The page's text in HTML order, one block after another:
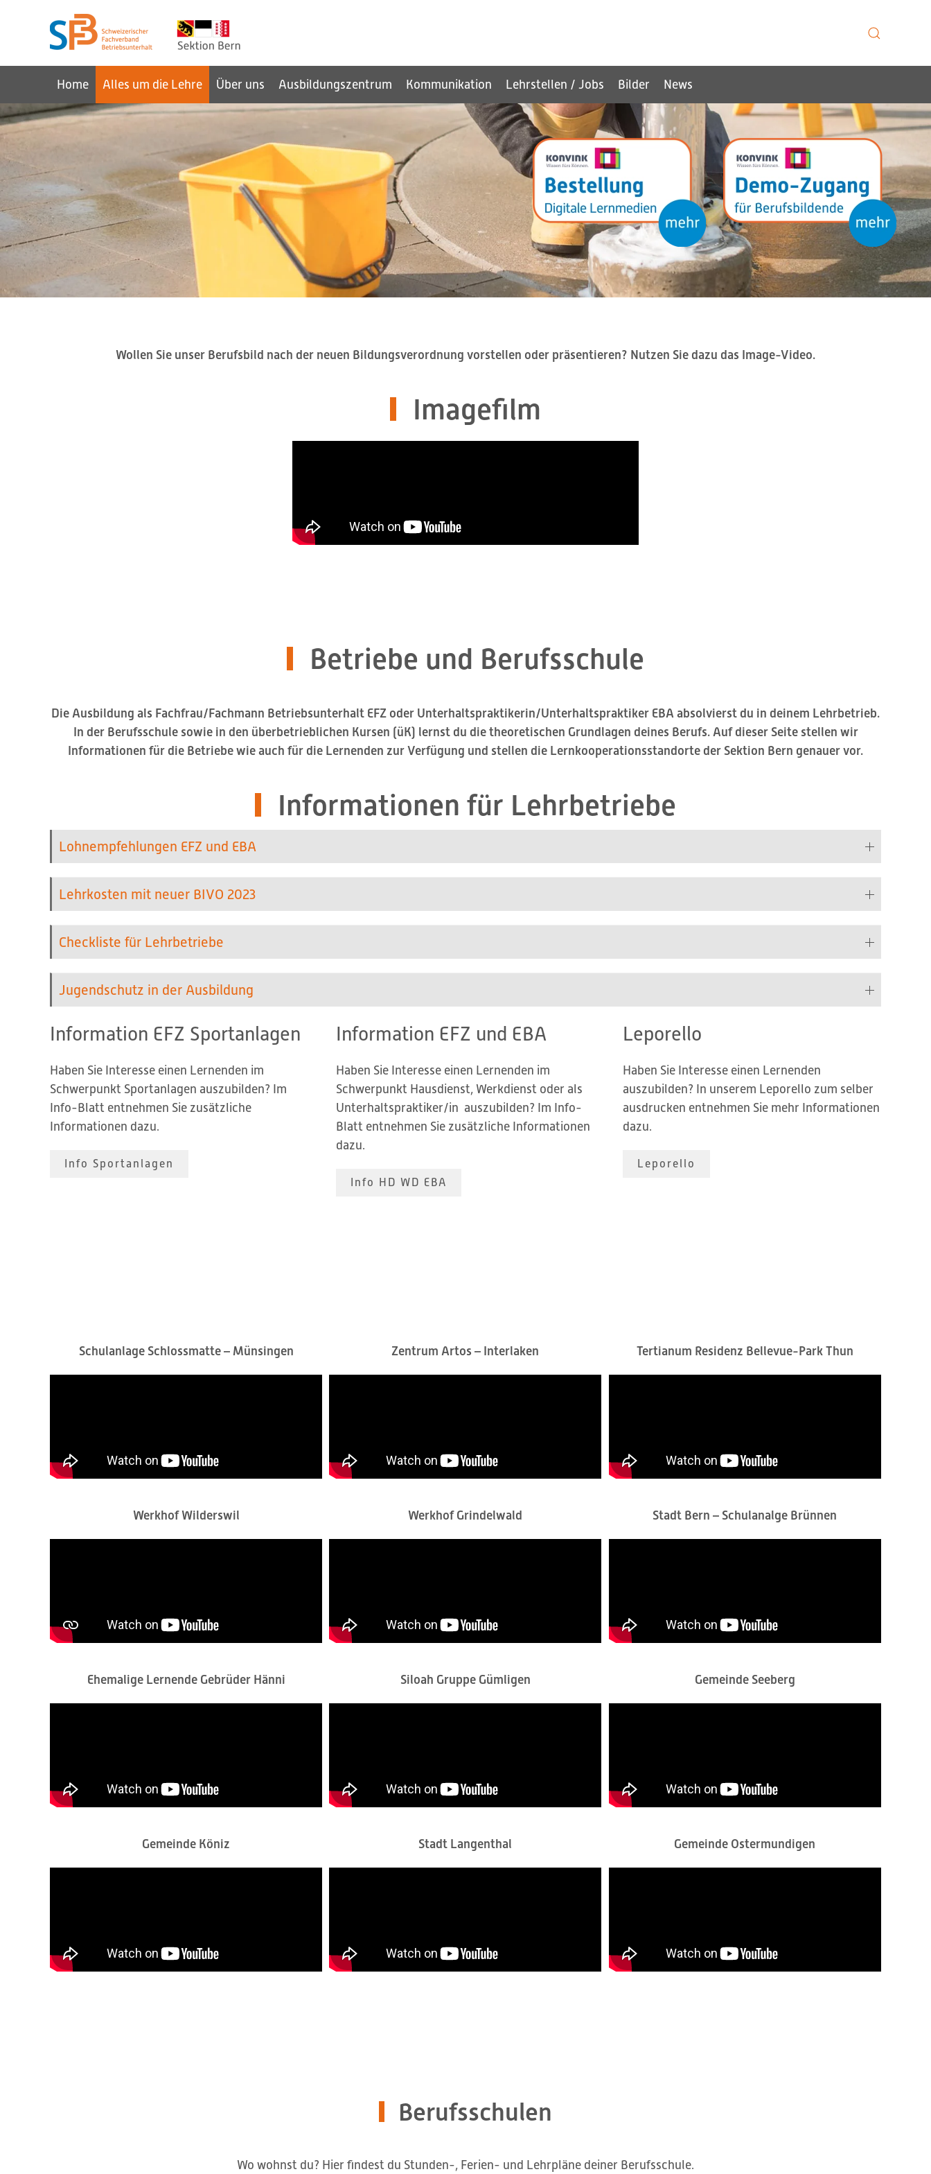
Home Alles um die Lehre Über uns Ausbildungszentrum Kommunikation Lehrstellen / Jobs Bilder News
Wollen Sie unser Berufsbild nach der neuen Bildungsverordnung vorstellen oder präsentieren? Nutzen Sie dazu das Image-Video.
Imagefilm
Betriebe und Berufsschule
Die Ausbildung als Fachfrau/Fachmann Betriebsunterhalt EFZ oder Unterhaltspraktikerin/Unterhaltspraktiker EBA absolvierst du in deinem Lehrbetrieb.
In der Berufsschule sowie in den überbetrieblichen Kursen (üK) lernst du die theoretischen Grundlagen deines Berufs. Auf dieser Seite stellen wir
Informationen für die Betriebe wie auch für die Lernenden zur Verfügung und stellen die Lernkooperationsstandorte der Sektion Bern genauer vor.
Informationen für Lehrbetriebe
Lohnempfehlungen EFZ und EBA
Lehrkosten mit neuer BIVO 2023
Checkliste für Lehrbetriebe
Jugendschutz in der Ausbildung
Information EFZ Sportanlagen
Haben Sie Interesse einen Lernenden im
Schwerpunkt Sportanlagen auszubilden? Im
Info-Blatt entnehmen Sie zusätzliche
Informationen dazu.
Info Sportanlagen
Information EFZ und EBA
Haben Sie Interesse einen Lernenden im
Schwerpunkt Hausdienst, Werkdienst oder als
Unterhaltspraktiker/in auszubilden? Im Info-
Blatt entnehmen Sie zusätzliche Informationen
dazu.
Info HD WD EBA
Leporello
Haben Sie Interesse einen Lernenden
auszubilden? In unserem Leporello zum selber
ausdrucken entnehmen Sie mehr Informationen
dazu.
Leporello
Schulanlage Schlossmatte – Münsingen Zentrum Artos – Interlaken Tertianum Residenz Bellevue-Park Thun
Werkhof Wilderswil Werkhof Grindelwald Stadt Bern – Schulanalge Brünnen
Ehemalige Lernende Gebrüder Hänni Siloah Gruppe Gümligen Gemeinde Seeberg
Gemeinde Köniz Stadt Langenthal Gemeinde Ostermundigen
Berufsschulen
Wo wohnst du? Hier findest du Stunden-, Ferien- und Lehrpläne deiner Berufsschule.